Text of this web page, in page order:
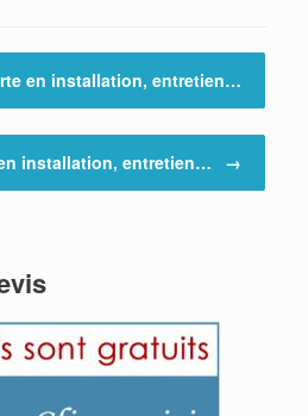
en installation, entretien…
installation, entretien… →